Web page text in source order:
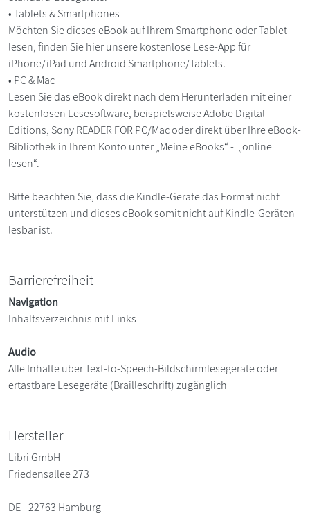
• Tablets & Smartphones
Möchten Sie dieses eBook auf Ihrem Smartphone oder Tablet
lesen, finden Sie hier unsere kostenlose Lese-App für
iPhone/iPad und Android Smartphone/Tablets.
• PC & Mac
Lesen Sie das eBook direkt nach dem Herunterladen mit einer
kostenlosen Lesesoftware, beispielsweise Adobe Digital
Editions, Sony READER FOR PC/Mac oder direkt über Ihre eBook-
Bibliothek in Ihrem Konto unter „Meine eBooks“ - „online
lesen“.
Bitte beachten Sie, dass die Kindle-Geräte das Format nicht
unterstützen und dieses eBook somit nicht auf Kindle-Geräten
lesbar ist.
Barrierefreiheit
Navigation
Inhaltsverzeichnis mit Links
Audio
Alle Inhalte über Text-to-Speech-Bildschirmlesegeräte oder
ertastbare Lesegeräte (Brailleschrift) zugänglich
Hersteller
Libri GmbH
Friedensallee 273
DE - 22763 Hamburg